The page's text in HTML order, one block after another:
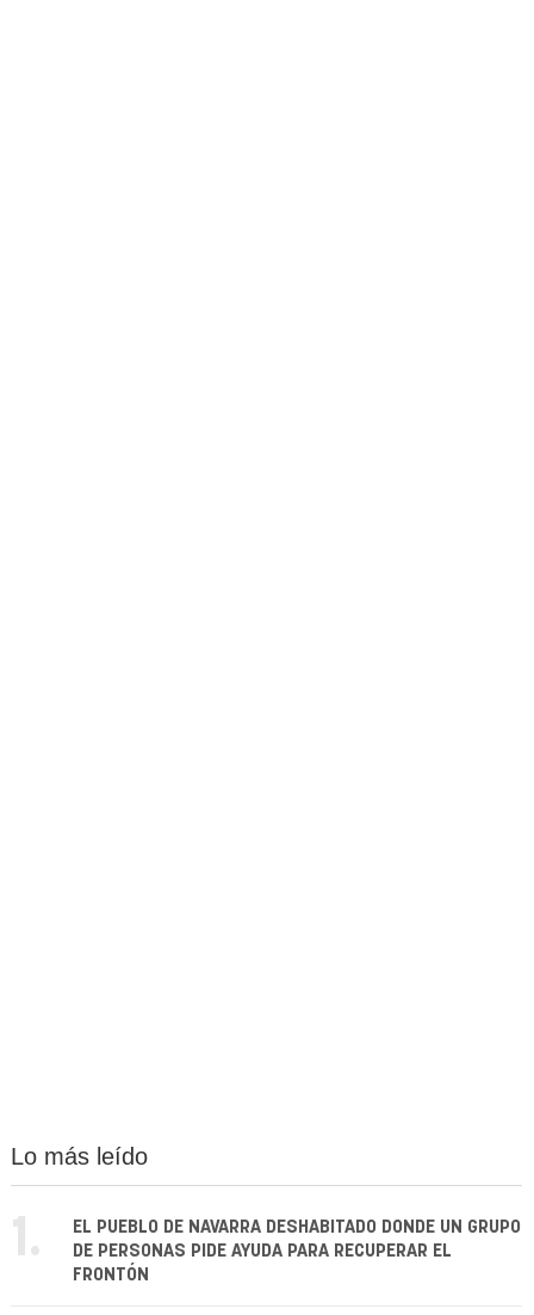
Lo más leído
1.
EL PUEBLO DE NAVARRA DESHABITADO DONDE UN GRUPO
DE PERSONAS PIDE AYUDA PARA RECUPERAR EL
FRONTÓN